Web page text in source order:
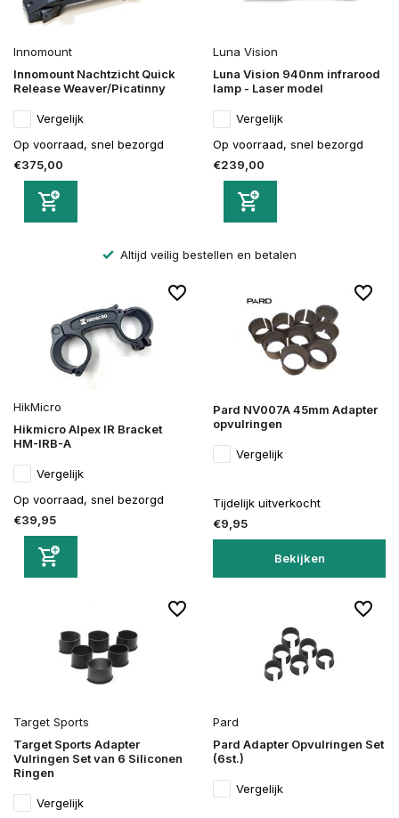
Innomount
Innomount Nachtzicht Quick
Release Weaver/Picatinny
Vergelijk
Op voorraad, snel bezorgd
€375,00
Luna Vision
Luna Vision 940nm infrarood
lamp - Laser model
Vergelijk
Op voorraad, snel bezorgd
€239,00
Altijd veilig bestellen en betalen
HikMicro
Hikmicro Alpex IR Bracket
HM-IRB-A
Vergelijk
Op voorraad, snel bezorgd
€39,95
Pard NV007A 45mm Adapter
opvulringen
Vergelijk
Tijdelijk uitverkocht
€9,95
Bekijken
Target Sports
Target Sports Adapter
Vulringen Set van 6 Siliconen
Ringen
Vergelijk
Pard
Pard Adapter Opvulringen Set
(6st.)
Vergelijk